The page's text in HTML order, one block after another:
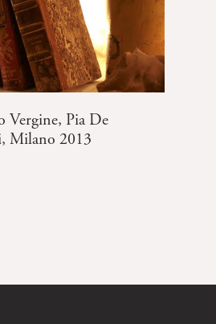
Vergine, Pia De
Milano 2013